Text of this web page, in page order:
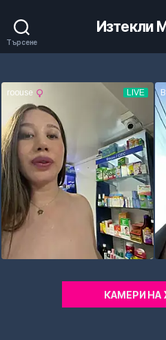
Търсене
Изтекли
КАМЕРИ НА